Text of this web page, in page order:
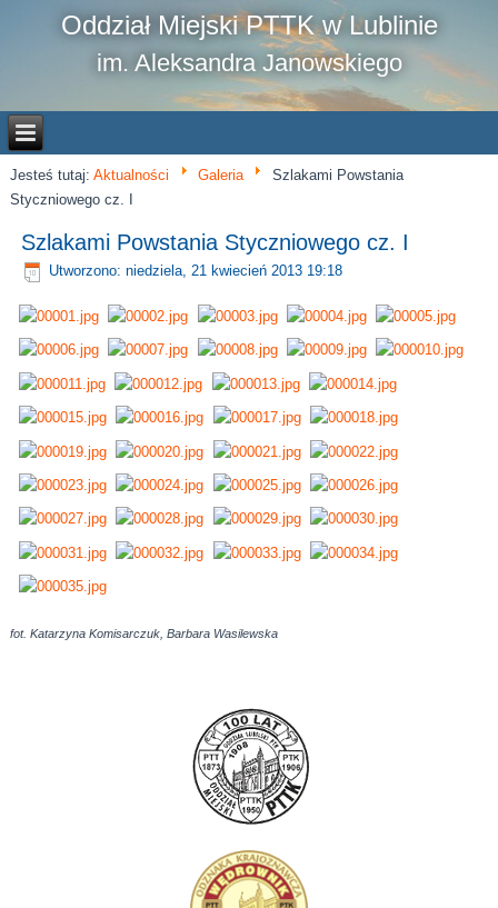
Oddział Miejski PTTK w Lublinie
im. Aleksandra Janowskiego
Jesteś tutaj:Aktualności Galeria
Szlakami Powstania
Styczniowego cz. I
Szlakami Powstania Styczniowego cz. I
Utworzono: niedziela, 21 kwiecień 2013 19:18
fot. Katarzyna Komisarczuk, Barbara Wasilewska